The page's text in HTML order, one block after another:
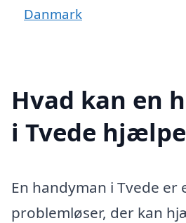
Danmark
Hvad kan en
i Tvede
En handyman i Tvede er
problemløser, der kan